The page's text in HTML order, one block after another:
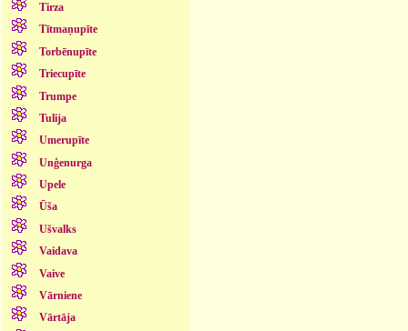
Tirza
Tītmaņupīte
Torbēnupīte
Triecupīte
Trumpe
Tulija
Umerupīte
Unģenurga
Upele
Ūša
Ušvalks
Vaidava
Vaive
Vārniene
Vārtāja